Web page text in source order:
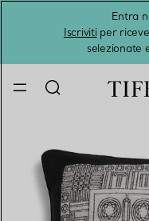
Entra
Iscrivitiper
selezionate